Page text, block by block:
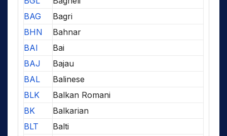
BAG
Bagri
BHN
Bahnar
BAI
Bai
BAJ
Bajau
BAL
Balinese
BLK
Balkan Romani
BK
Balkarian
BLT
Balti